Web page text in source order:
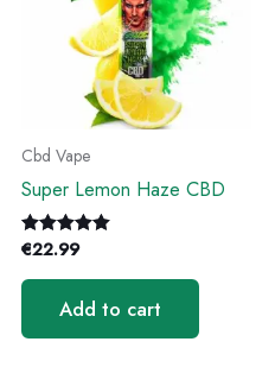
Cbd Vape
Super Lemon Haze CBD
Rated
out of 5
€22.99
Add to cart